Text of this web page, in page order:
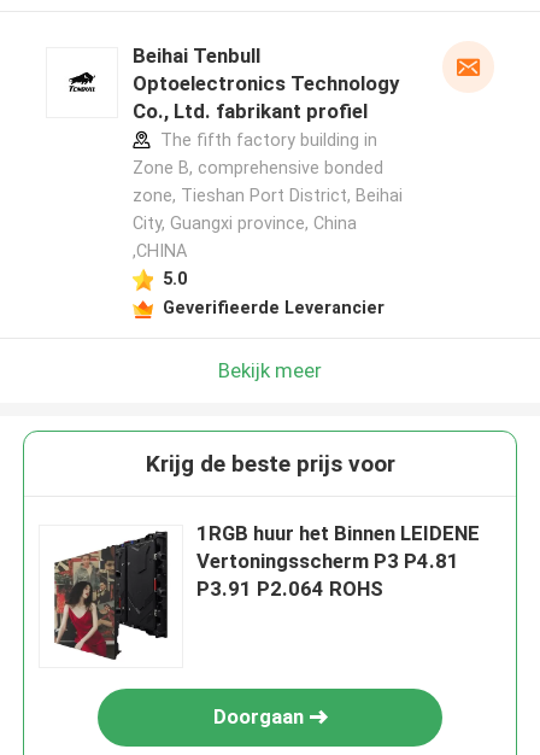
Beihai Tenbull
Optoelectronics Technology
Co., Ltd. fabrikant profiel
The fifth factory building in
Zone B, comprehensive bonded
zone, Tieshan Port District, Beihai
City, Guangxi province, China
,CHINA
5.0
Geverifieerde Leverancier
Bekijk meer
Krijg de beste prijs voor
1RGB huur het Binnen LEIDENE
Vertoningsscherm P3 P4.81
P3.91 P2.064 ROHS
Doorgaan